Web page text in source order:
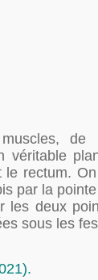
de
véritable
rectum.
par la
les deux
sous les